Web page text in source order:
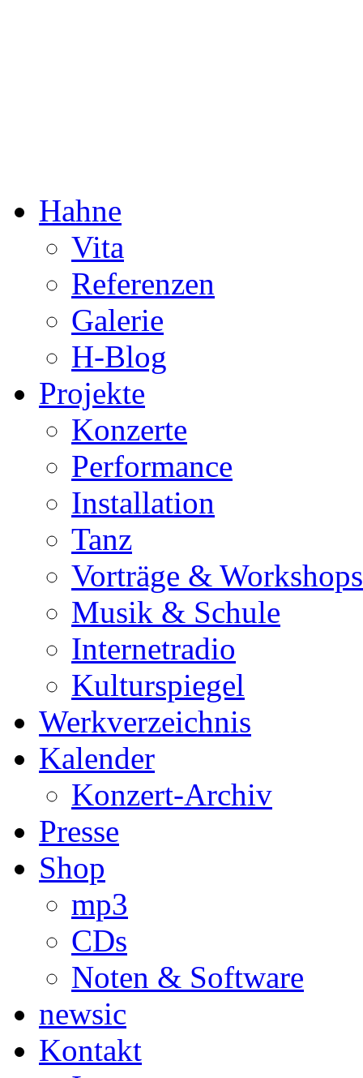
Hahne
Vita
Referenzen
Galerie
H-Blog
Projekte
Konzerte
Performance
Installation
Tanz
Vorträge & Workshops
Musik & Schule
Internetradio
Kulturspiegel
Werkverzeichnis
Kalender
Konzert-Archiv
Presse
Shop
mp3
CDs
Noten & Software
newsic
Kontakt